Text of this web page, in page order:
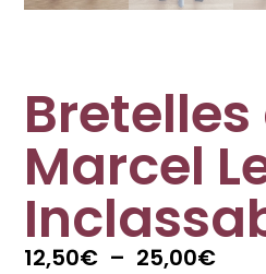
Marcel
12,50€ – 25,00€